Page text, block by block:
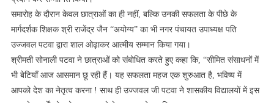
​समारोह के दौरान केवल छात्राओं का ही नहीं, बल्कि उनकी सफलता के पीछे के
मार्गदर्शक शिक्षक श्री राजेंद्र जैन “अयोग्य” का भी नगर पंचायत उपाध्यक्ष पति
उज्जवल पटवा द्वारा शाल ओढ़ाकर आत्मीय सम्मान किया गया।
​श्रीमती सोनाली पटवा ने छात्राओं को संबोधित करते हुए कहा कि, “सीमित संसाधनों में
भी बेटियाँ आज आसमान छू रही हैं। यह सफलता महज एक शुरुआत है, भविष्य में
आपको देश का नेतृत्व करना ! साथ ही उज्जवल जी पटवा ने शासकीय विद्यालयों में इस